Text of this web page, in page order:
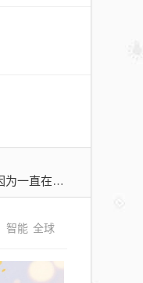
个错误问题
智能 全球